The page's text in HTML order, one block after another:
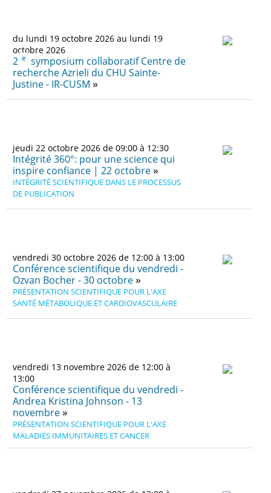
du lundi 19 octobre 2026 au lundi 19
octobre 2026
2 e symposium collaboratif Centre de
recherche Azrieli du CHU Sainte-
Justine - IR-CUSM
jeudi 22 octobre 2026 de 09:00 à 12:30
Intégrité 360°: pour une science qui
inspire confiance | 22 octobre
INTÉGRITÉ SCIENTIFIQUE DANS LE PROCESSUS
DE PUBLICATION
vendredi 30 octobre 2026 de 12:00 à 13:00
Conférence scientifique du vendredi -
Ozvan Bocher - 30 octobre
PRÉSENTATION SCIENTIFIQUE POUR L'AXE
SANTÉ MÉTABOLIQUE ET CARDIOVASCULAIRE
vendredi 13 novembre 2026 de 12:00 à
13:00
Conférence scientifique du vendredi -
Andrea Kristina Johnson - 13
novembre
PRÉSENTATION SCIENTIFIQUE POUR L'AXE
MALADIES IMMUNITAIRES ET CANCER